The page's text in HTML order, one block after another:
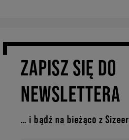
ZAPISZ SIĘ DO
NEWSLETTERA
… i bądź na bieżąco z Sizeer